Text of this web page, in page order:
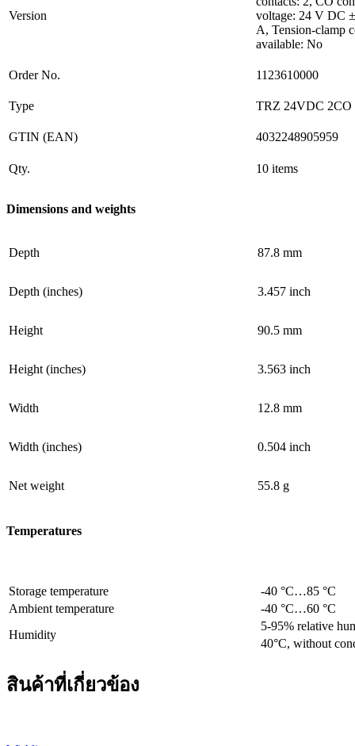
Version
voltage: 24 V DC
A, Tension-clamp
available: No
Order No. 1123610000
Type TRZ 24VDC 2CO
GTIN (EAN) 4032248905959
Qty. 10 items
Dimensions and weights
Depth 87.8 mm
Depth (inches) 3.457 inch
Height 90.5 mm
Height (inches) 3.563 inch
Width 12.8 mm
Width (inches) 0.504 inch
Net weight 55.8 g
Temperatures
Storage temperature
-40 °C…85 °C
Ambient temperature
-40 °C…60 °C
Humidity
5-95% relative
40°C, without
สินค้าที่เกี่ยวข้อง